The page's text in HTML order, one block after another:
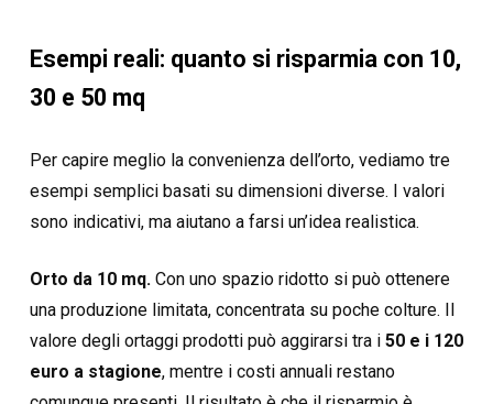
Esempi reali: quanto si risparmia con 10,
30 e 50 mq
Per capire meglio la convenienza dell’orto, vediamo tre
esempi semplici basati su dimensioni diverse. I valori
sono indicativi, ma aiutano a farsi un’idea realistica.
Orto da 10 mq. Con uno spazio ridotto si può ottenere
una produzione limitata, concentrata su poche colture. Il
valore degli ortaggi prodotti può aggirarsi tra i 50 e i 120
euro a stagione, mentre i costi annuali restano